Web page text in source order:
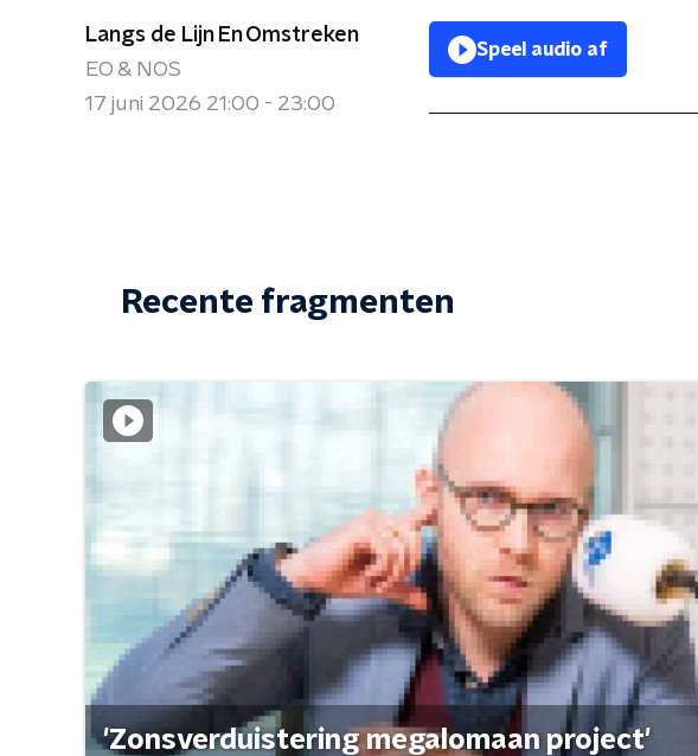
Langs de Lijn En Omstreken
EO & NOS
17 juni 2026 21:00 - 23:00
Speel audio af
Recente fragmenten
'Zonsverduistering megalomaan project'